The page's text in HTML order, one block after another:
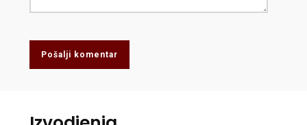
Pošalji komentar